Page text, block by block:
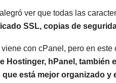
ver que todas las
SSL, copias de
con cPanel, pero en
Hostinger, hPanel, también
está mejor organizado y